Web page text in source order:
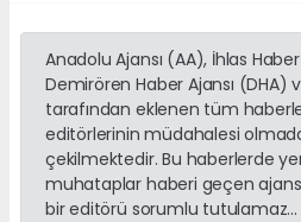
Anadolu Ajansı (AA), İhlas Haber
Demirören Haber Ajansı (DHA)
tarafından eklenen tüm
editörlerinin müdahalesi
çekilmektedir. Bu haberlerde
muhataplar haberi geçen
bir editörü sorumlu tutulamaz...